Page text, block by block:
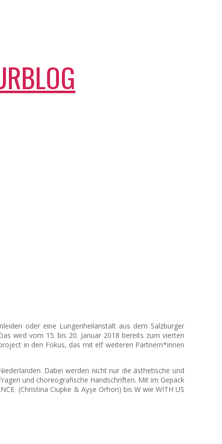
oder eine Lungenheilanstalt aus dem Salzburger
wird vom 15. bis 20. Januar 2018 bereits zum vierten
in den Fokus, das mit elf weiteren Partnern*innen
Dabei werden nicht nur die ästhetische und
und choreografische Handschriften. Mit im Gepäck
(Christina Ciupke & Ayşe Orhon) bis W wie WITH US